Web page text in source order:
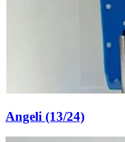
Angeli (13/24)